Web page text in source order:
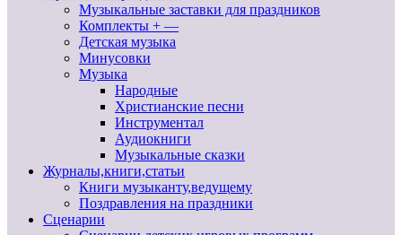
Музыкальные заставки для праздников
Комплекты + —
Детская музыка
Минусовки
Музыка
Народные
Христианские песни
Инструментал
Аудиокниги
Музыкальные сказки
Журналы,книги,статьи
Книги музыканту,ведущему
Поздравления на праздники
Сценарии